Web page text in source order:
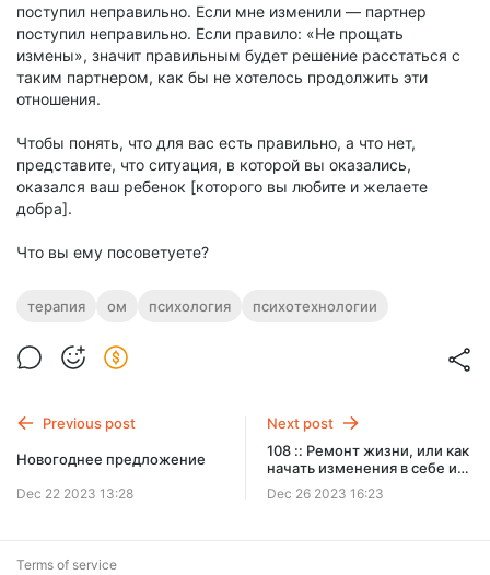
поступил неправильно. Если мне изменили — партнер
поступил неправильно. Если правило: «Не прощать
измены», значит правильным будет решение расстаться с
таким партнером, как бы не хотелось продолжить эти
отношения.
Чтобы понять, что для вас есть правильно, а что нет,
представите, что ситуация, в которой вы оказались,
оказался ваш ребенок [которого вы любите и желаете
добра].
Что вы ему посоветуете?
терапия ом психология психотехнологии
Previous post
Новогоднее предложение
Dec 22 2023 13:28
Next post
108 :: Ремонт жизни, или как
начать изменения в себе и
своей жизни :: Белые
Облака
Dec 26 2023 16:23
Terms of service